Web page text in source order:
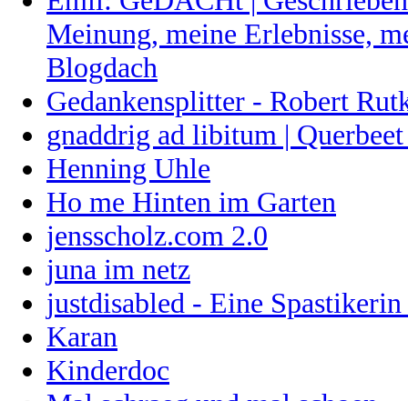
Meinung, meine Erlebnisse,
Blogdach
Gedankensplitter - Robert
gnaddrig ad libitum |
Henning Uhle
Ho me Hinten im Garten
jensscholz.com 2.0
juna im netz
justdisabled - Eine
Karan
Kinderdoc